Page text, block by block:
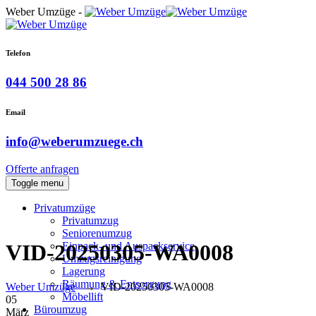
Weber Umzüge -
Telefon
044 500 28 86
Email
info@weberumzuege.ch
Offerte anfragen
Toggle menu
Privatumzüge
Privatumzug
Seniorenumzug
Einpack- und Auspackservice
Umzugsreinigung
Lagerung
Räumung & Entsorgung
Möbellift
Büroumzug
VID-20250305-WA0008
Weber Umzüge →VID-20250305-WA0008
05
März